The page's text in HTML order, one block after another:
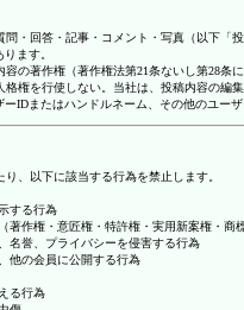
・回答・記事・コメント・写真（以下
ます。
の著作権（著作権法第21条ないし第28条
権を行使しない。当社は、投稿内容の
IDまたはハンドルネーム、その他のユー
、以下に該当する行為を禁止します。
する行為
著作権・意匠権・特許権・実用新案権・
名誉、プライバシーを侵害する行為
他の会員に公開する行為
る行為